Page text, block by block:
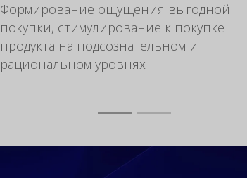
Формирование ощущения выгодной
покупки, стимулирование к покупке
продукта на подсознательном и
рациональном уровнях